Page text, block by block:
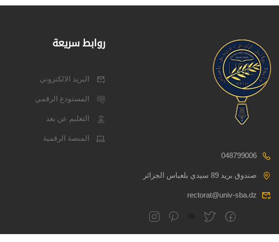
048799006
صندوق بريد 89 سيدي بلعباس الجزائر
rectorat@univ-sba.dz
روابط سريعة
البريد الالكتروني
المستودع الرقمي
التعليم عن بعد
المنصة الرقمية